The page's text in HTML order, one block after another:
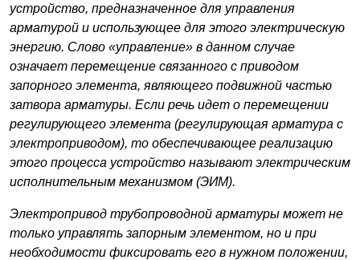
устройство, предназначенное для управления
арматурой и использующее для этого электрическую
энергию. Слово «управление» в данном случае
означает перемещение связанного с приводом
запорного элемента, являющего подвижной частью
затвора арматуры. Если речь идет о перемещении
регулирующего элемента (регулирующая арматура с
электроприводом), то обеспечивающее реализацию
этого процесса устройство называют электрическим
исполнительным механизмом (ЭИМ).
Электропривод трубопроводной арматуры может не
только управлять запорным элементом, но и при
необходимости фиксировать его в нужном положении,